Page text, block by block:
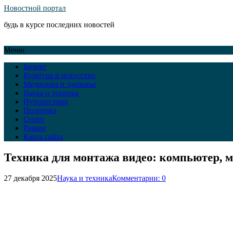
Новостной портал
будь в курсе последних новостей
Меню
Бизнес
Культура и искусство
Медицина и здоровье
Наука и техника
Путешествия
Политика
Спорт
Разное
Карта сайта
Техника для монтажа видео: компьютер,
27 декабря 2025Наука и техникаКомментарии: 0